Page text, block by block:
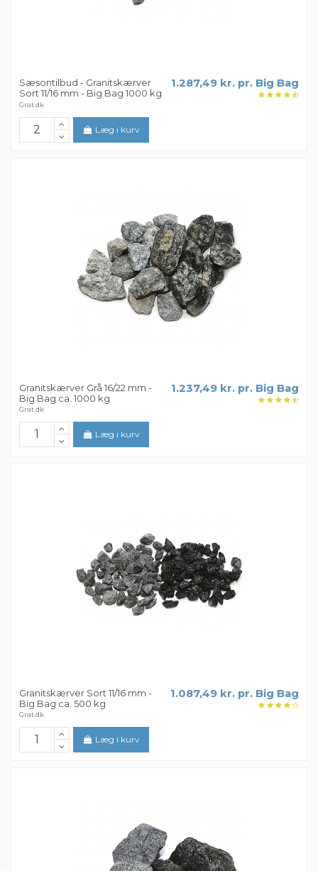
Sæsontilbud - Granitskærver
Sort 11/16 mm - Big Bag 1000 kg
Grat.dk
1.287,49 kr. pr. Big Bag
Læg i kurv
Granitskærver Grå 16/22 mm -
Big Bag ca. 1000 kg
Grat.dk
1.237,49 kr. pr. Big Bag
Læg i kurv
Granitskærver Sort 11/16 mm -
Big Bag ca. 500 kg
Grat.dk
1.087,49 kr. pr. Big Bag
Læg i kurv